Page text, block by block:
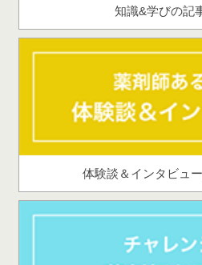
知識&学びの記
体験談＆インタビュ